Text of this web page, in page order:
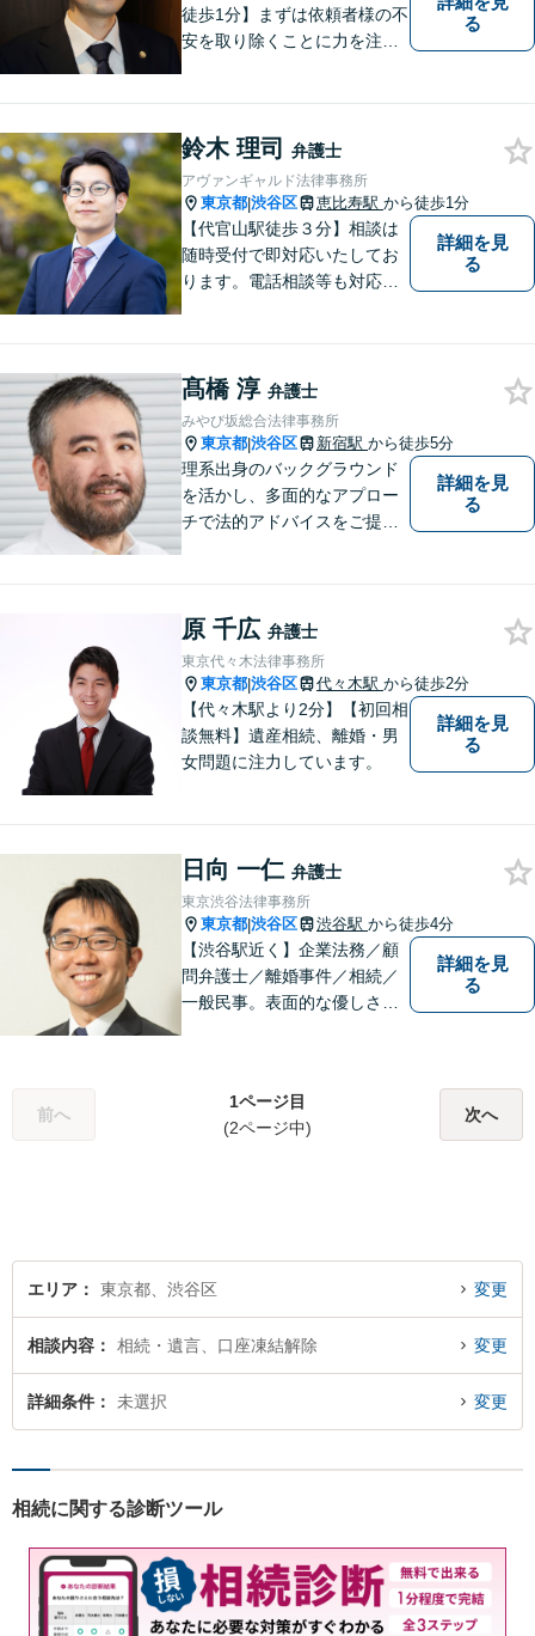
徒歩1分】まずは依頼者様の不
安を取り除くことに力を注い
事件・労働トラブル・離婚問
題などお悩みのことはぜひご
相談ください。
る
鈴木 理司 弁護士
アヴァンギャルド法律事務所
東京都|渋谷区 恵比寿駅 から徒歩1分
【代官山駅徒歩３分】相談は
随時受付で即対応いたしてお
ります。電話相談等も対応可
詳細を見
る
髙橋 淳 弁護士
みやび坂総合法律事務所
東京都|渋谷区 新宿駅 から徒歩5分
理系出身のバックグラウンド
を活かし、多面的なアプロー
チで法的アドバイスをご提供
詳細を見
る
原 千広 弁護士
東京代々木法律事務所
東京都|渋谷区 代々木駅 から徒歩2分
【代々木駅より2分】【初回相
談無料】遺産相続、離婚・男
女問題に注力しています。
詳細を見
る
日向 一仁 弁護士
東京渋谷法律事務所
東京都|渋谷区 渋谷駅 から徒歩4分
【渋谷駅近く】企業法務／顧
問弁護士／離婚事件／相続／
一般民事。表面的な優しさだ
をしております。お気軽にご
相談ください。
詳細を見
る
前へ
1ページ目
(2ページ中)
次へ
エリア 東京都、渋谷区 変更
相談内容 相続・遺言、口座凍結解除 変更
詳細条件 未選択 変更
相続に関する診断ツール